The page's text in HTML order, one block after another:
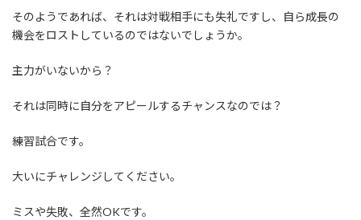
そのようであれば、それは対戦相手にも失礼ですし、自ら成長の
機会をロストしているのではないでしょうか。
主力がいないから？
それは同時に自分をアピールするチャンスなのでは？
練習試合です。
大いにチャレンジしてください。
ミスや失敗、全然OKです。